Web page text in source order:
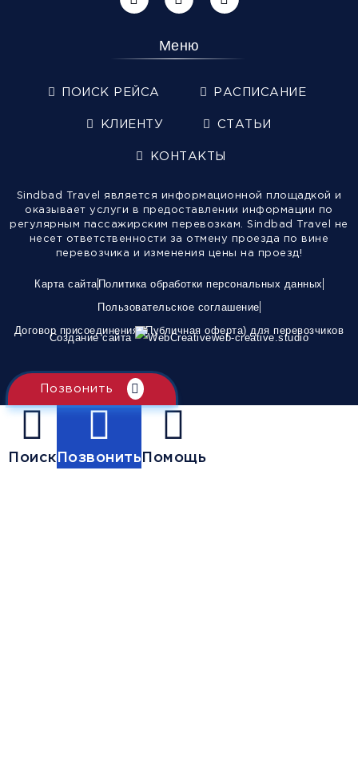
Меню
ПОИСК РЕЙСА РАСПИСАНИЕ
КЛИЕНТУ СТАТЬИ
КОНТАКТЫ
Sindbad Travel является информационной площадкой и
оказывает услуги в предоставлении информации по
регулярным пассажирским перевозкам. Sindbad Travel не
несет ответственности за отмену проезда по вине
перевозчика и изменения цены на проезд!
Карта сайта Политика обработки персональных данных
Пользовательское соглашение
Договор присоединения (Публичная оферта) для перевозчиков
Создание сайта web-creative.studio
Позвонить
ПоискПозвонитьПомощь